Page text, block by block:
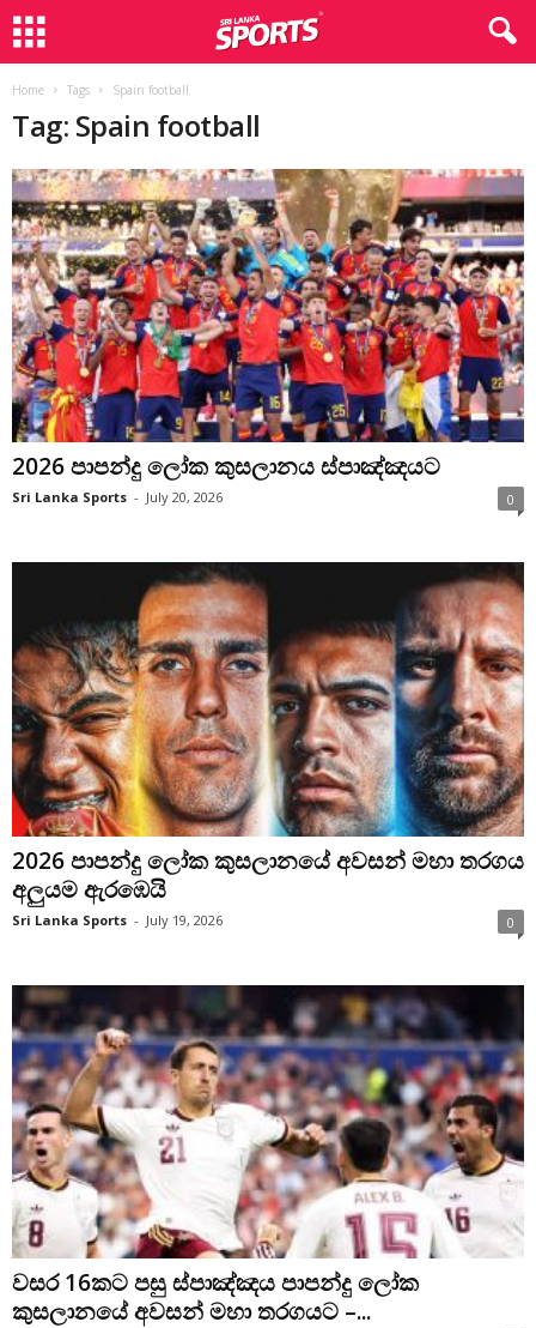
Home Tags Spain football
Tag: Spain football
2026 පාපන්දු ලෝක කුසලානය ස්පාඤ්ඤයට
Sri Lanka Sports - July 20, 2026 0
2026 පාපන්දු ලෝක කුසලානයේ අවසන් මහා තරගය
අලුයම ඇරඹෙයි
Sri Lanka Sports - July 19, 2026 0
වසර 16කට පසු ස්පාඤ්ඤය පාපන්දු ලෝක
කුසලානයේ අවසන් මහා තරගයට –...